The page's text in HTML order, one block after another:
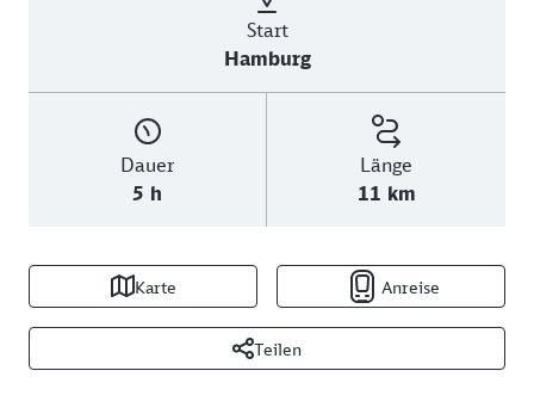
Start
Hamburg
Dauer
5 h
Länge
11 km
Karte Anreise
Teilen